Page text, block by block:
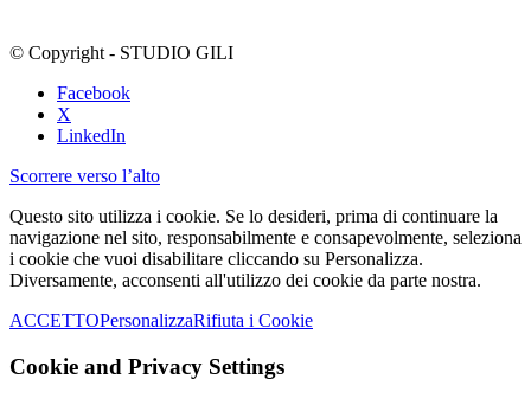
© Copyright - STUDIO GILI
Facebook
X
LinkedIn
Scorrere verso l’alto
Questo sito utilizza i cookie. Se lo desideri, prima di continuare la
navigazione nel sito, responsabilmente e consapevolmente, seleziona
i cookie che vuoi disabilitare cliccando su Personalizza.
Diversamente, acconsenti all'utilizzo dei cookie da parte nostra.
ACCETTOPersonalizzaRifiuta i Cookie
Cookie and Privacy Settings